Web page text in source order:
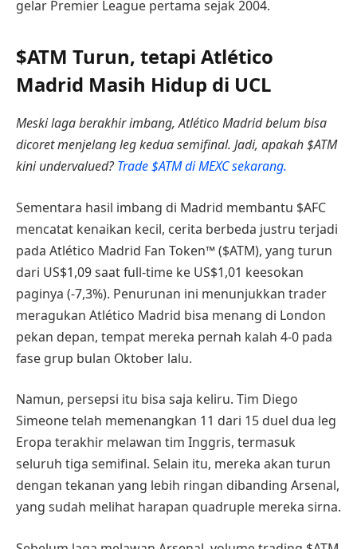
gelar Premier League pertama sejak 2004.
$ATM Turun, tetapi Atlético
Madrid Masih Hidup di UCL
Meski laga berakhir imbang, Atlético Madrid belum bisa
dicoret menjelang leg kedua semifinal. Jadi, apakah $ATM
kini undervalued?Trade $ATM di MEXC sekarang.
Sementara hasil imbang di Madrid membantu $AFC
mencatat kenaikan kecil, cerita berbeda justru terjadi
pada Atlético Madrid Fan Token™ ($ATM), yang turun
dari US$1,09 saat full-time ke US$1,01 keesokan
paginya (-7,3%). Penurunan ini menunjukkan trader
meragukan Atlético Madrid bisa menang di London
pekan depan, tempat mereka pernah kalah 4-0 pada
fase grup bulan Oktober lalu.
Namun, persepsi itu bisa saja keliru. Tim Diego
Simeone telah memenangkan 11 dari 15 duel dua leg
Eropa terakhir melawan tim Inggris, termasuk
seluruh tiga semifinal. Selain itu, mereka akan turun
dengan tekanan yang lebih ringan dibanding Arsenal,
yang sudah melihat harapan quadruple mereka sirna.